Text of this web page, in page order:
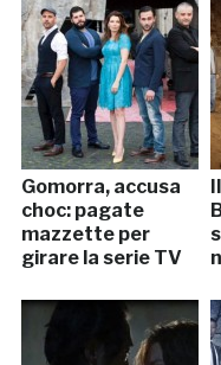
Gomorra, accusa
choc: pagate
mazzette per
girare la serie TV